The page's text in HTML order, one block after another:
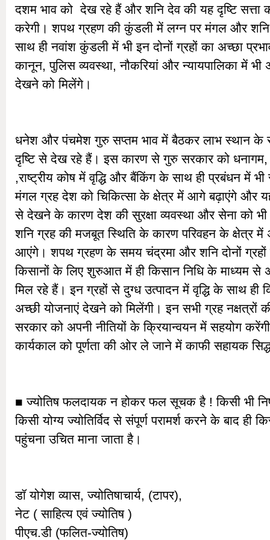
दशम भाव को देख रहे हैं और शनि देव की यह दृष्टि सत्ता
करेगी। शपथ ग्रहण की कुंडली में लग्न पर मंगल और शनि
साथ ही नवांश कुंडली में भी इन दोनों ग्रहों का अच्छा
कानून, पुलिस व्यवस्था, नौकरियां और न्यायपालिका में भी
देखने को मिलेंगे।
धनेश और पंचमेश गुरु सप्तम भाव में बैठकर लाभ स्थान के
दृष्टि से देख रहे हैं। इस कारण से गुरु सरकार को धनागम,
,राष्ट्रीय कोष में वृद्धि और बैंकिंग के साथ ही प्रबंधन में भी
मंगल ग्रह देश को चिकित्सा के क्षेत्र में आगे बढ़ाएंगे और
से देखने के कारण देश की सुरक्षा व्यवस्था और सेना को
शनि ग्रह की मजबूत स्थिति के कारण परिवहन के क्षेत्र में
आएंगे। शपथ ग्रहण के समय चंद्रमा और शनि दोनों ग्रहों
किसानों के लिए शुरुआत में ही किसान निधि के माध्यम से
मिल रहे हैं। इन ग्रहों से दुग्ध उत्पादन में वृद्धि के साथ ही
अच्छी योजनाएं देखने को मिलेंगी। इन सभी ग्रह नक्षत्रों
सरकार को अपनी नीतियों के क्रियान्वयन में सहयोग
कार्यकाल को पूर्णता की ओर ले जाने में काफी सहायक
■ ज्योतिष फलदायक न होकर फल सूचक है ! किसी भी
किसी योग्य ज्योतिर्विद से संपूर्ण परामर्श करने के बाद ही
पहुंचना उचित माना जाता है।
डॉ योगेश व्यास, ज्योतिषाचार्य, (टापर),
नेट ( साहित्य एवं ज्योतिष )
पीएच.डी (फलित-ज्योतिष)